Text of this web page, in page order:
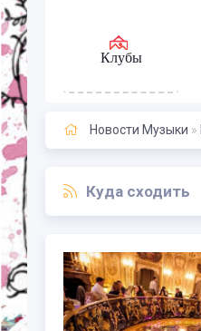
Клубы
Новости Музыки »
Куда сходить